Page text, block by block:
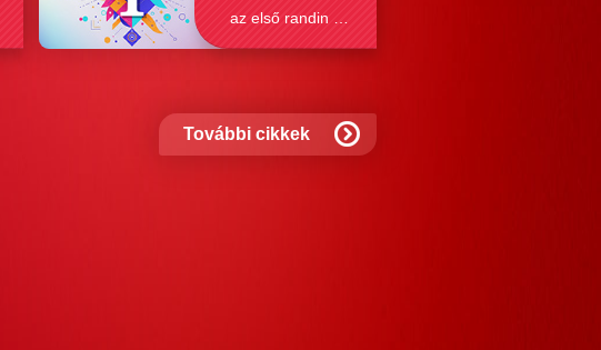
az első randin mit
szabad és mit
További cikkek